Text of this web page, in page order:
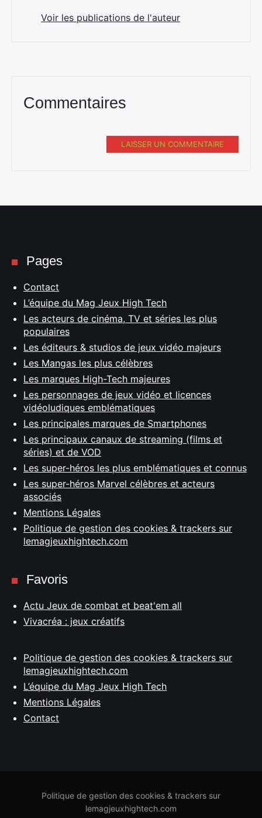
Voir les publications de l'auteur
Commentaires
LAISSER UN COMMENTAIRE
Pages
Contact
L’équipe du Mag Jeux High Tech
Les acteurs de cinéma, TV et séries les plus
populaires
Les éditeurs & studios de jeux vidéo majeurs
Les Mangas les plus célèbres
Les marques High-Tech majeures
Les personnages de jeux vidéo et licences
vidéoludiques emblématiques
Les principales marques de Smartphones
Les principaux canaux de streaming (films et
séries) et de VOD
Les super-héros les plus emblématiques et connus
Les super-héros Marvel célèbres et acteurs
associés
Mentions Légales
Politique de gestion des cookies & trackers sur
lemagjeuxhightech.com
Favoris
Actu Jeux de combat et beat'em all
Vivacréa : jeux créatifs
Politique de gestion des cookies & trackers sur
lemagjeuxhightech.com
L’équipe du Mag Jeux High Tech
Mentions Légales
Contact
Politique de gestion des cookies & trackers sur
lemagjeuxhightech.com